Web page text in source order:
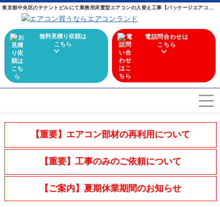
無料見積り依頼は
こちら
電話問合わせは
こちら
エアコンを選ぶ
Airconditioner search
店舗案内
Company
施工実績
Work
【重要】エアコン部材の再利用について
【重要】工事のみのご依頼について
【ご案内】夏期休業期間のお知らせ